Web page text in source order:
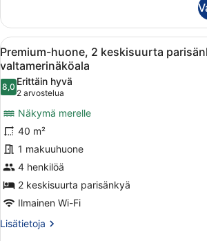
1
suuri
parisänky
ja
vuodesohva,
osittainen
valtamerinäköala
Avaa
kaikki
huonetyypin
Premium-
huone,
2
keskisuurta
parisänkyä,
parveke,
valtamerinäköala
kuvat
8
Premium-huone, 2 keskisuurta
valtamerinäköala
8,08,0 kautta 10
Erittäin hyvä
2 arvostelua
(2
arvostelua)
Näkymä merelle
40 m²
1 makuuhuone
4 henkilöä
2 keskisuurta parisänkyä
Ilmainen Wi-Fi
Lisätietoja
Lisätietoja